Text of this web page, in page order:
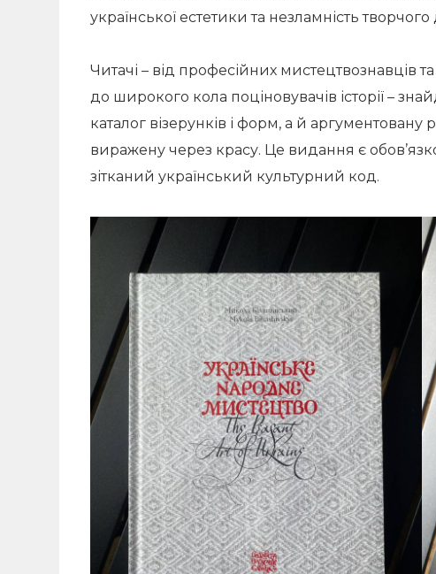
української естетики та незламність
Читачі – від професійних мистецтвознавців
до широкого кола поціновувачів історії –
каталог візерунків і форм, а й аргументовану
виражену через красу. Це видання є
зітканий український культурний код.